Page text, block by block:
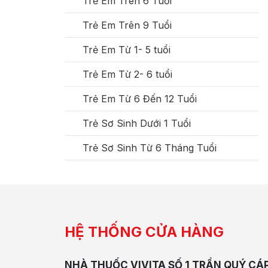
Trẻ Em Trên 9 Tuổi
Trẻ Em Từ 1- 5 tuổi
Trẻ Em Từ 2- 6 tuổi
Trẻ Em Từ 6 Đến 12 Tuổi
Trẻ Sơ Sinh Dưới 1 Tuổi
Trẻ Sơ Sinh Từ 6 Tháng Tuổi
HỆ THỐNG CỬA HÀNG
NHÀ THUỐC VIVITA SỐ 1 TRẦN QUÝ